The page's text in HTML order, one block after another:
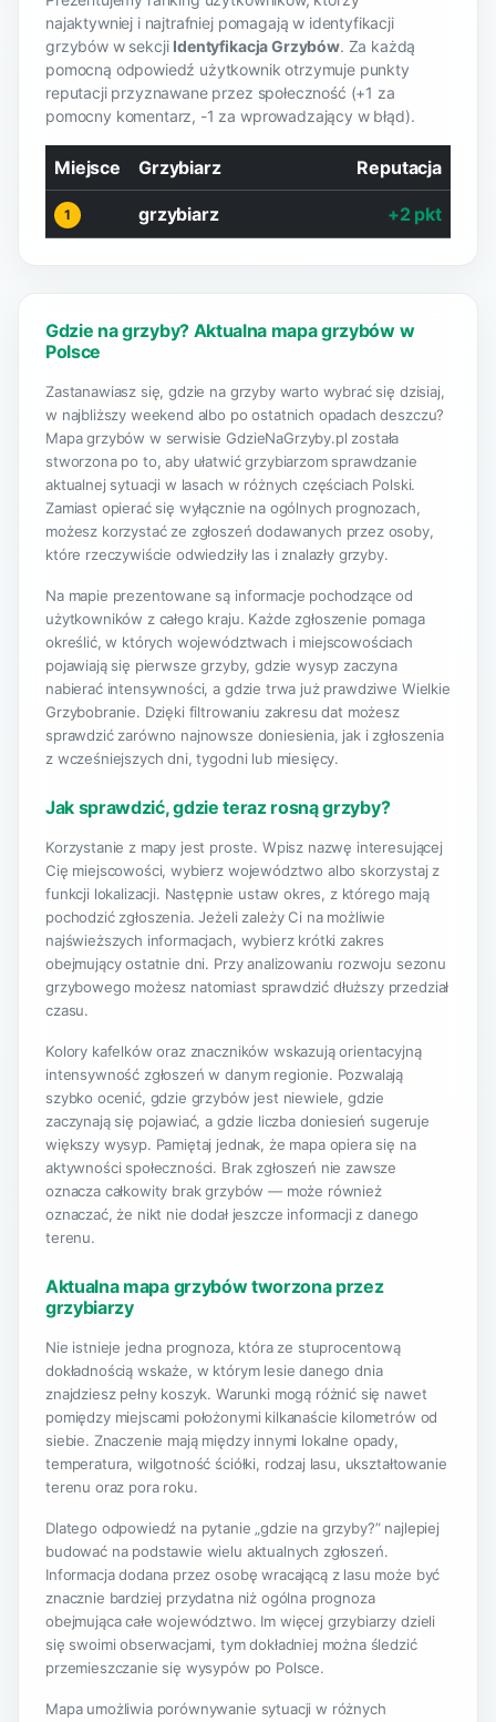
najaktywniej i najtrafniej pomagają w identyfikacji
grzybów w sekcji Identyfikacja Grzybów. Za każdą
pomocną odpowiedź użytkownik otrzymuje punkty
reputacji przyznawane przez społeczność (+1 za
pomocny komentarz, -1 za wprowadzający w błąd).
Miejsce Grzybiarz Reputacja
1 grzybiarz +2 pkt
Gdzie na grzyby? Aktualna mapa grzybów w
Polsce
Zastanawiasz się, gdzie na grzyby warto wybrać się dzisiaj,
w najbliższy weekend albo po ostatnich opadach deszczu?
Mapa grzybów w serwisie GdzieNaGrzyby.pl została
stworzona po to, aby ułatwić grzybiarzom sprawdzanie
aktualnej sytuacji w lasach w różnych częściach Polski.
Zamiast opierać się wyłącznie na ogólnych prognozach,
możesz korzystać ze zgłoszeń dodawanych przez osoby,
które rzeczywiście odwiedziły las i znalazły grzyby.
Na mapie prezentowane są informacje pochodzące od
użytkowników z całego kraju. Każde zgłoszenie pomaga
określić, w których województwach i miejscowościach
pojawiają się pierwsze grzyby, gdzie wysyp zaczyna
nabierać intensywności, a gdzie trwa już prawdziwe Wielkie
Grzybobranie. Dzięki filtrowaniu zakresu dat możesz
sprawdzić zarówno najnowsze doniesienia, jak i zgłoszenia
z wcześniejszych dni, tygodni lub miesięcy.
Jak sprawdzić, gdzie teraz rosną grzyby?
Korzystanie z mapy jest proste. Wpisz nazwę interesującej
Cię miejscowości, wybierz województwo albo skorzystaj z
funkcji lokalizacji. Następnie ustaw okres, z którego mają
pochodzić zgłoszenia. Jeżeli zależy Ci na możliwie
najświeższych informacjach, wybierz krótki zakres
obejmujący ostatnie dni. Przy analizowaniu rozwoju sezonu
grzybowego możesz natomiast sprawdzić dłuższy przedział
czasu.
Kolory kafelków oraz znaczników wskazują orientacyjną
intensywność zgłoszeń w danym regionie. Pozwalają
szybko ocenić, gdzie grzybów jest niewiele, gdzie
zaczynają się pojawiać, a gdzie liczba doniesień sugeruje
większy wysyp. Pamiętaj jednak, że mapa opiera się na
aktywności społeczności. Brak zgłoszeń nie zawsze
oznacza całkowity brak grzybów — może również
oznaczać, że nikt nie dodał jeszcze informacji z danego
terenu.
Aktualna mapa grzybów tworzona przez
grzybiarzy
Nie istnieje jedna prognoza, która ze stuprocentową
dokładnością wskaże, w którym lesie danego dnia
znajdziesz pełny koszyk. Warunki mogą różnić się nawet
pomiędzy miejscami położonymi kilkanaście kilometrów od
siebie. Znaczenie mają między innymi lokalne opady,
temperatura, wilgotność ściółki, rodzaj lasu, ukształtowanie
terenu oraz pora roku.
Dlatego odpowiedź na pytanie „gdzie na grzyby?” najlepiej
budować na podstawie wielu aktualnych zgłoszeń.
Informacja dodana przez osobę wracającą z lasu może być
znacznie bardziej przydatna niż ogólna prognoza
obejmująca całe województwo. Im więcej grzybiarzy dzieli
się swoimi obserwacjami, tym dokładniej można śledzić
przemieszczanie się wysypów po Polsce.
Mapa umożliwia porównywanie sytuacji w różnych